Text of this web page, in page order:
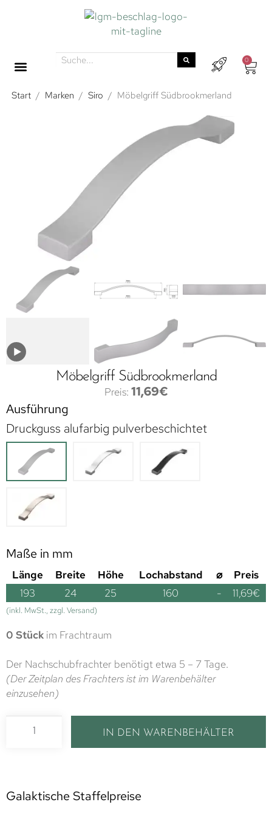
0
Start / Marken / Siro / Möbelgriff Südbrookmerland
Möbelgriff Südbrookmerland
11,69€
Ausführung
Druckguss alufarbig pulverbeschichtet
Maße in mm
Länge Breite Höhe Lochabstand ⌀
Preis
193
24 25 160 - 11,69€
(inkl. MwSt., zzgl. Versand)
0 Stück im Frachtraum
Der Nachschubfrachter benötigt etwa 5 – 7 Tage.
(Der Zeitplan des Frachters ist im Warenbehälter
einzusehen)
IN DEN WARENBEHÄLTER
Galaktische Staffelpreise